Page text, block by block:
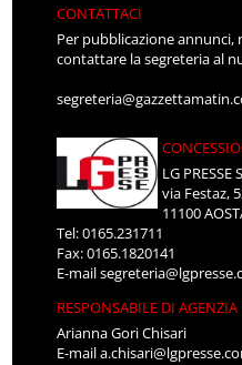
CONTATTACI
Per pubblicazione
contattare la segreteria al
LG PRESSE
via Festaz,
11100
Tel: 0165.231711
Fax: 0165.1820141
E-mail
RESPONSABILE DI AGENZIA
Arianna Gori Chisari
E-mail